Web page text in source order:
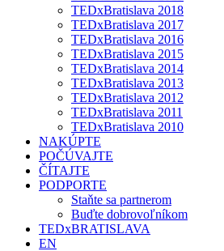
TEDxBratislava 2018
TEDxBratislava 2017
TEDxBratislava 2016
TEDxBratislava 2015
TEDxBratislava 2014
TEDxBratislava 2013
TEDxBratislava 2012
TEDxBratislava 2011
TEDxBratislava 2010
NAKÚPTE
POČÚVAJTE
ČÍTAJTE
PODPORTE
Staňte sa partnerom
Buďte dobrovoľníkom
TEDxBRATISLAVA
EN